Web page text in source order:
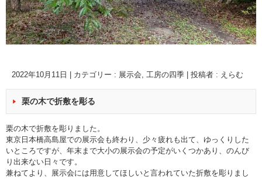
2022年10月11日 カテゴリー : 展示会, 工房の四季 投稿者 : えらむ
栗の木で折敷を彫る
栗の木で折敷を彫りました。
東京日本橋高島屋での展示会も終わり、少々疲れも出て、ゆっくりした
いところですが、年末まで大小の展示会の予定がいくつかあり、のんび
り出来ない日々です。
兼ねてより、展示会には用意してほしいと言われていた折敷を彫りまし